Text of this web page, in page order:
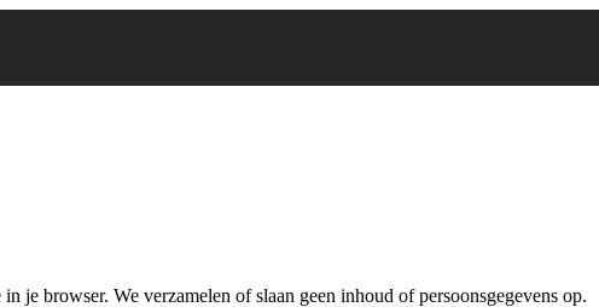
je browser. We verzamelen of slaan geen inhoud of persoonsgegevens op.